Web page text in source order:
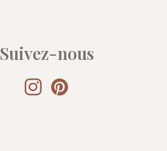
Suivez-nous